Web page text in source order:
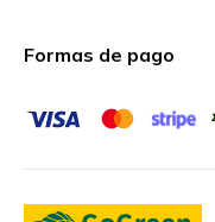
Formas de pago